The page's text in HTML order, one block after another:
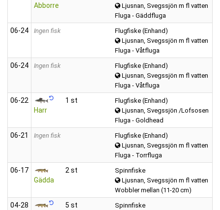
Abborre
Ljusnan, Svegssjön m fl vatten
Fluga - Gäddfluga
06‑24 Ingen fisk
Flugfiske (Enhand)
Ljusnan, Svegssjön m fl vatten
Fluga - Våtfluga
06‑24 Ingen fisk
Flugfiske (Enhand)
Ljusnan, Svegssjön m fl vatten
Fluga - Våtfluga
06‑22
Harr
1 st
Flugfiske (Enhand)
Ljusnan, Svegssjön /Lofsosen
Fluga - Goldhead
06‑21 Ingen fisk
Flugfiske (Enhand)
Ljusnan, Svegssjön m fl vatten
Fluga - Torrfluga
06‑17
Gädda
2 st
Spinnfiske
Ljusnan, Svegssjön m fl vatten
Wobbler mellan (11-20 cm)
04‑28
5 st
Spinnfiske